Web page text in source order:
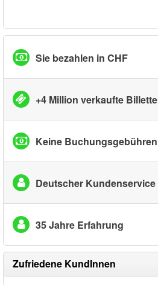
Sie bezahlen in CHF
+4 Million verkaufte Billette
Keine Buchungsgebühren
Deutscher Kundenservice
35 Jahre Erfahrung
Zufriedene KundInnen